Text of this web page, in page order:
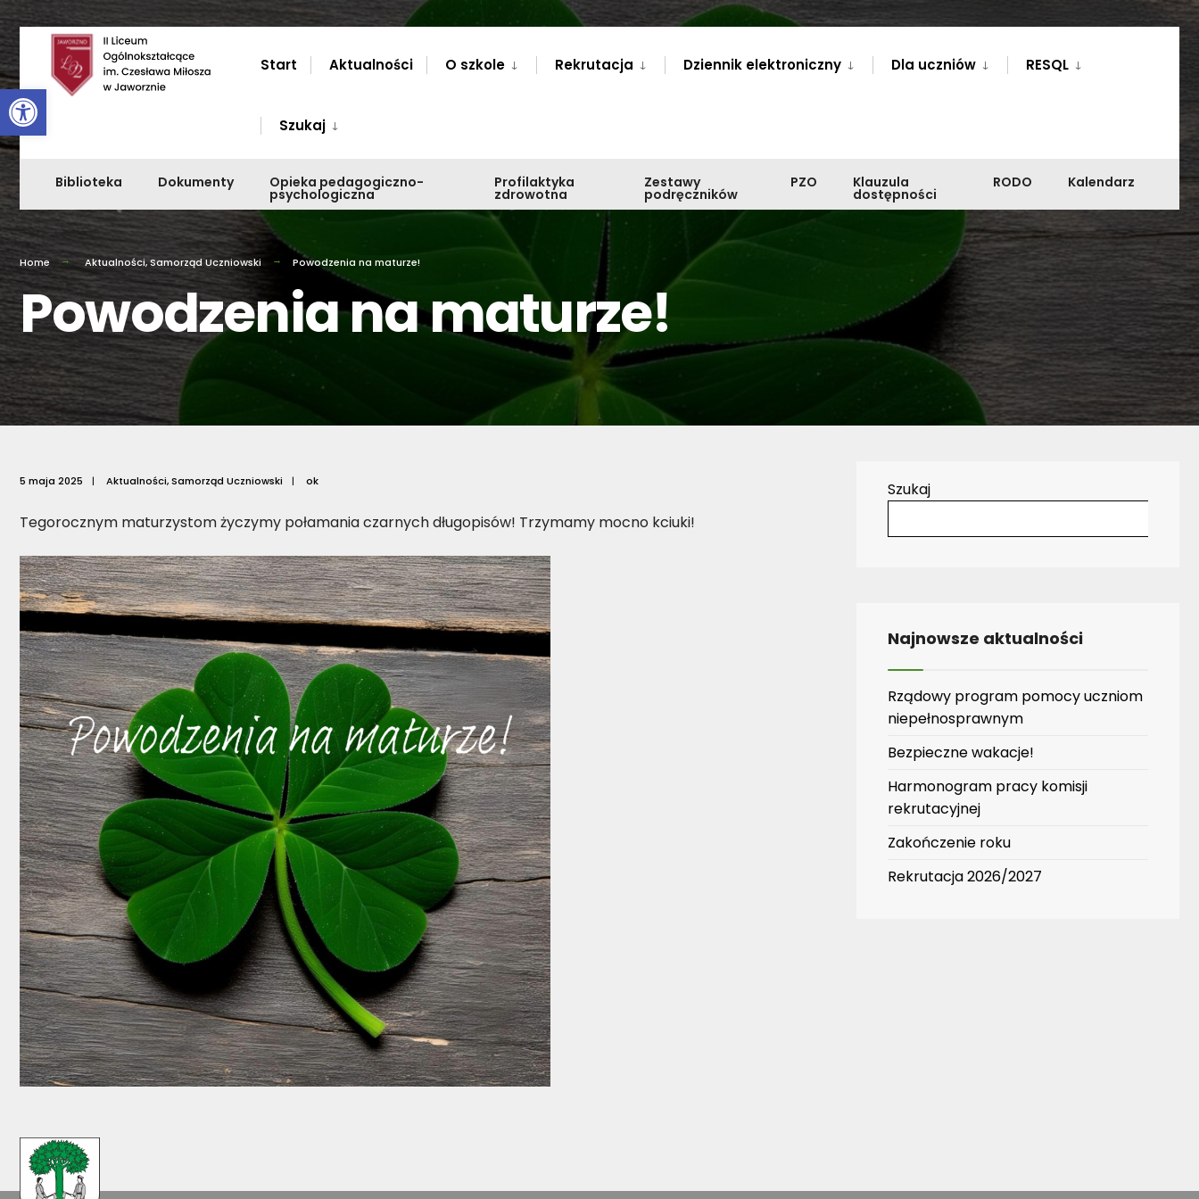
Otwórz pasek narzędzi
Przejdź
zawartości
Start Aktualności O szkole Rekrutacja Dziennik elektroniczny Dla uczniów RESQL
Szukaj
Biblioteka Dokumenty Opieka pedagogiczno-
psychologiczna
Profilaktyka
zdrowotna
Zestawy
podręczników
PZO Klauzula
dostępności
RODO Kalendarz
Home Aktualności,Samorząd Uczniowski Powodzenia na maturze!
Powodzenia na maturze!
5 maja 2025 | Aktualności,Samorząd Uczniowski | ok
Tegorocznym maturzystom życzymy połamania czarnych długopisów! Trzymamy mocno kciuki!
Szukaj
Najnowsze aktualności
Rządowy program pomocy uczniom
niepełnosprawnym
Bezpieczne wakacje!
Harmonogram pracy komisji
rekrutacyjnej
Zakończenie roku
Rekrutacja 2026/2027